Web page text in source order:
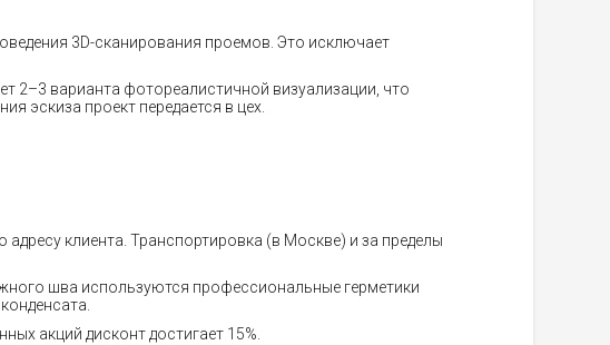
3D-сканирования проемов. Это исключает
2–3 варианта фотореалистичной визуализации, что
эскиза проект передается в цех.
клиента. Транспортировка (в Москве) и за пределы
шва используются профессиональные герметики
акций дисконт достигает 15%.